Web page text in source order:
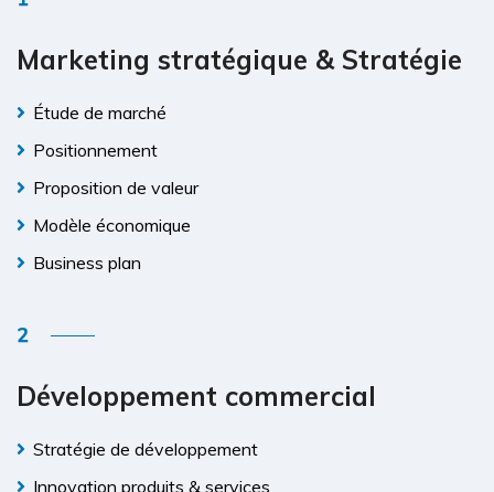
Marketing stratégique & Stratégie
Étude de marché
Positionnement
Proposition de valeur
Modèle économique
Business plan
Développement commercial
Stratégie de développement
Innovation produits & services